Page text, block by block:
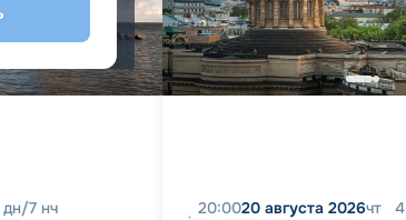
дн/7 нч
20:0020 августа 2026чт 4